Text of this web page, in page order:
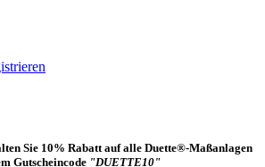
Sie 10% Rabatt auf alle Duette®-Maßanlagen
Gutscheincode "DUETTE10"